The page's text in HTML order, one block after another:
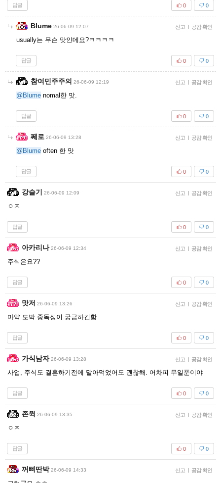
답글 0
0
Blume 26-06-09 12:07 신고 | 공감 확인
usually는 무슨 맛인데요?ㅋㅋㅋㅋ
답글 0
0
참여민주주의 26-06-09 12:19 신고 | 공감 확인
@Blume nomal한 맛.
답글 0
0
쩨로 26-06-09 13:28 신고 | 공감 확인
@Blume often 한 맛
답글 0
0
강슬기 26-06-09 12:09 신고 | 공감 확인
ㅇㅈ
답글 0
0
아카리나 26-06-09 12:34 신고 | 공감 확인
주식은요??
답글 0
0
맛저 26-06-09 13:26 신고 | 공감 확인
마약 도박 중독성이 궁금하긴함
답글 0
0
가식남자 26-06-09 13:28 신고 | 공감 확인
사업, 주식도 결혼하기전에 말아먹었어도 괜찮해. 어차피 무일푼이야
답글 0
0
존윅 26-06-09 13:35 신고 | 공감 확인
ㅇㅈ
답글 0
0
꺼삐딴박 26-06-09 14:33 신고 | 공감 확인